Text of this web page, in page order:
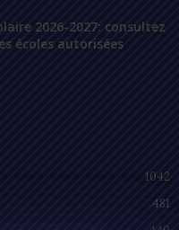
2026-2027: consultez
écoles autorisées
1042
481